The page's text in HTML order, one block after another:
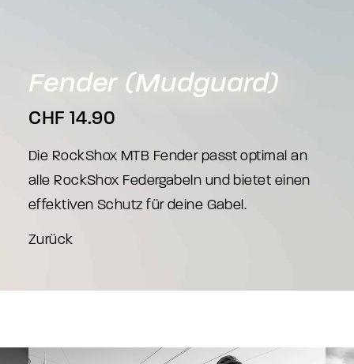
Fender (Mudguard)
CHF 14.90
Die RockShox MTB Fender passt optimal an
alle RockShox Federgabeln und bietet einen
effektiven Schutz für deine Gabel.
Zurück